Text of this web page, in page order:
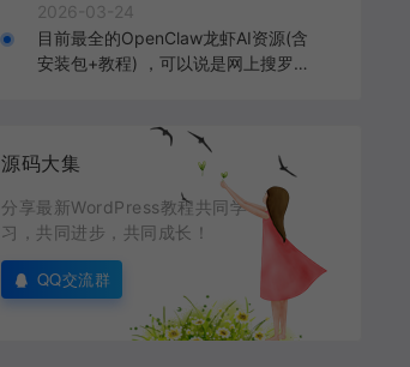
2026-03-24
目前最全的OpenClaw龙虾AI资源(含
安装包+教程) ，可以说是网上搜罗的
源码大集
分享最新WordPress教程共同学
习，共同进步，共同成长！
QQ交流群